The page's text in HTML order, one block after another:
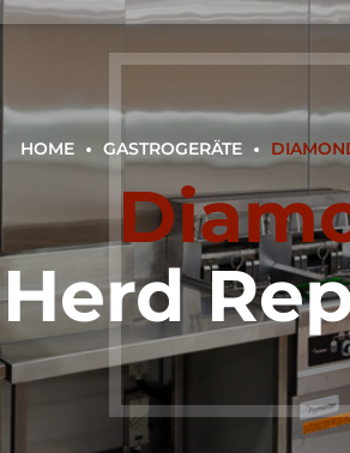
HOME GASTROGERÄTE
Herd